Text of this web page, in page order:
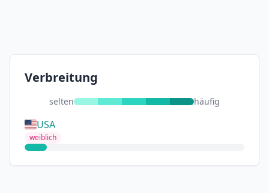
Verbreitung
selten häufig
USA
weiblich